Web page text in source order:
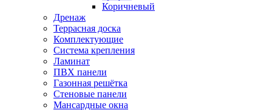
Коричневый
Дренаж
Террасная доска
Комплектующие
Система крепления
Ламинат
ПВХ панели
Газонная решётка
Стеновые панели
Мансардные окна